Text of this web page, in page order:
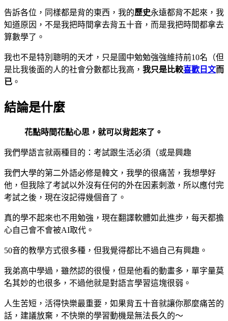
告訴各位，同樣都是背的東西，我的歷史永遠都背不起來，我
知道原因，不是我把時間拿去背五十音，而是我把時間都拿去
算數學了。
我也不是特別聰明的天才，只是國中勉勉強強維持前10名（但
是比我後面的人的社會分數都比我高， 我只是比較喜歡日文而
已 。
結論是什麼
花點時間花點心思，就可以背起來了。
我們學語言就兩種目的：考試跟生活必須（或是興趣
我們大學的第二外語必修是韓文，我學的很痛苦，我想學好
他，但我除了考試以外沒有任何的外在因素刺激，所以應付完
考試之後，現在沒記得幾個音了。
真的學不起來也不用勉強，現在翻譯軟體如此進步，每天都擔
心自己會不會被AI取代。
50音的教學方式很多種，但我覺得都比不過自己有興趣。
我弟高中學過，雖然認的很慢，但是他看的動畫多，單字量莫
名其妙的也很多，不過他就是對語言學習這塊很弱。
人生苦短，活得快樂最重要，如果背五十音就讓你那麼痛苦的
話，建議放棄，不快樂的學習動機是無法長久的～